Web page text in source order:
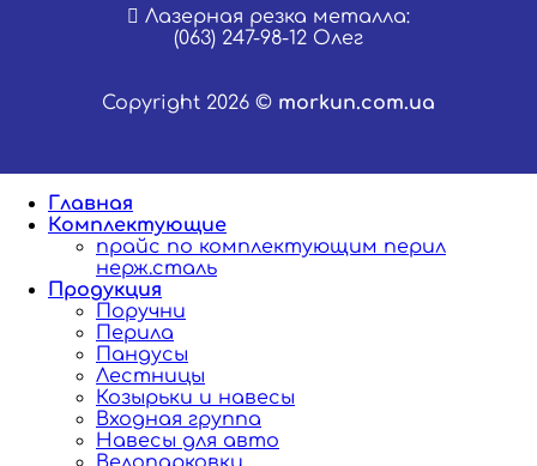
Лазерная резка металла:
(063) 247-98-12 Олег
Copyright 2026 © morkun.com.ua
Главная
Комплектующие
прайс по комплектующим перил
нерж.сталь
Продукция
Поручни
Перила
Пандусы
Лестницы
Козырьки и навесы
Входная группа
Навесы для авто